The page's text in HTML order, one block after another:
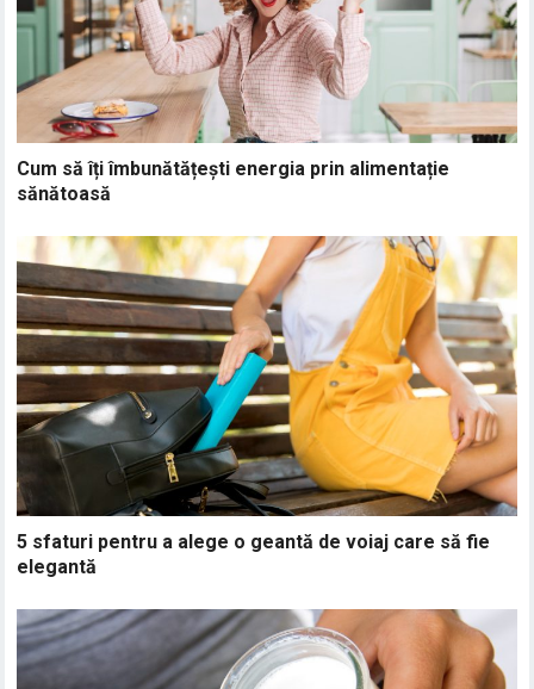
Cum să îți îmbunătățești energia prin alimentație
sănătoasă
5 sfaturi pentru a alege o geantă de voiaj care să fie
elegantă